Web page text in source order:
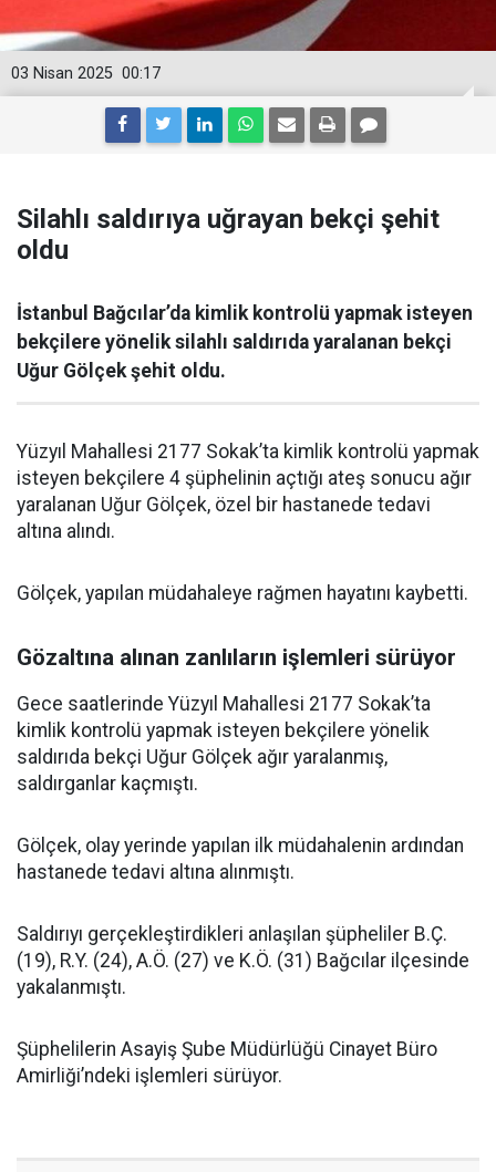
00:17
03 Nisan 2025
Silahlı saldırıya uğrayan bekçi şehit
oldu
İstanbul Bağcılar’da kimlik kontrolü yapmak isteyen
bekçilere yönelik silahlı saldırıda yaralanan bekçi
Uğur Gölçek şehit oldu.
Yüzyıl Mahallesi 2177 Sokak’ta kimlik kontrolü yapmak
isteyen bekçilere 4 şüphelinin açtığı ateş sonucu ağır
yaralanan Uğur Gölçek, özel bir hastanede tedavi
altına alındı.
Gölçek, yapılan müdahaleye rağmen hayatını kaybetti.
Gözaltına alınan zanlıların işlemleri sürüyor
Gece saatlerinde Yüzyıl Mahallesi 2177 Sokak’ta
kimlik kontrolü yapmak isteyen bekçilere yönelik
saldırıda bekçi Uğur Gölçek ağır yaralanmış,
saldırganlar kaçmıştı.
Gölçek, olay yerinde yapılan ilk müdahalenin ardından
hastanede tedavi altına alınmıştı.
Saldırıyı gerçekleştirdikleri anlaşılan şüpheliler B.Ç.
(19), R.Y. (24), A.Ö. (27) ve K.Ö. (31) Bağcılar ilçesinde
yakalanmıştı.
Şüphelilerin Asayiş Şube Müdürlüğü Cinayet Büro
Amirliği’ndeki işlemleri sürüyor.